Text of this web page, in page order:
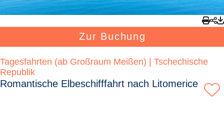
Zur Buchung
Tagesfahrten (ab Großraum Meißen) | Tschechische
Republik
Romantische Elbeschifffahrt nach Litomerice